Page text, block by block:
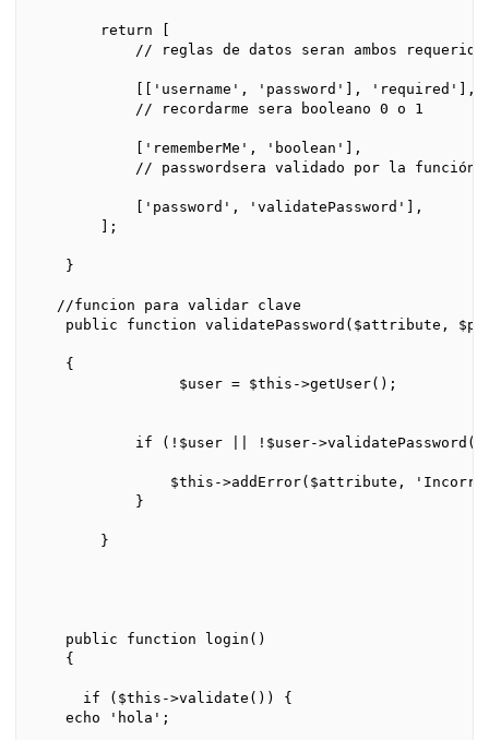
        return [
// reglas de datos seran ambos
            [['username', 'password'], 'required'],
            // recordarme sera booleano 0 o 1
            ['rememberMe', 'boolean'],
// passwordsera validado por la función
            ['password', 'validatePassword'],
        ];
    }
   //funcion para validar clave
public function validatePassword($attribute,
    {
                 $user = $this->getUser();
if (!$user || !$user-
$this->addError($attribute,
            }
        }
    public function login()
    {
      if ($this->validate()) {
    echo 'hola';